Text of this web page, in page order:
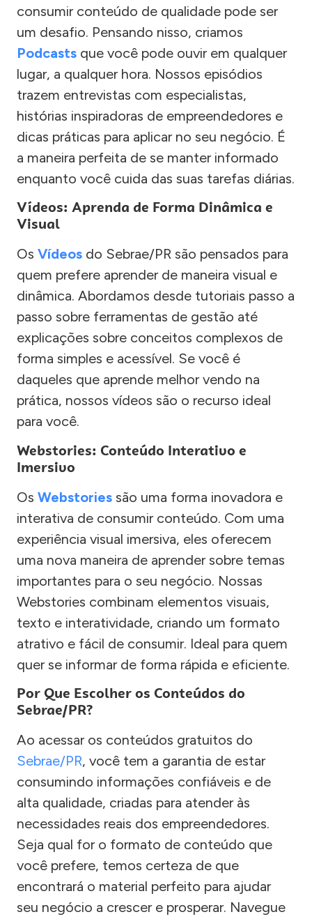
consumir conteúdo de qualidade pode ser
um desafio. Pensando nisso, criamos
Podcasts que você pode ouvir em qualquer
lugar, a qualquer hora. Nossos episódios
trazem entrevistas com especialistas,
histórias inspiradoras de empreendedores e
dicas práticas para aplicar no seu negócio. É
a maneira perfeita de se manter informado
enquanto você cuida das suas tarefas diárias.
Vídeos: Aprenda de Forma Dinâmica e
Visual
Os Vídeos do Sebrae/PR são pensados para
quem prefere aprender de maneira visual e
dinâmica. Abordamos desde tutoriais passo a
passo sobre ferramentas de gestão até
explicações sobre conceitos complexos de
forma simples e acessível. Se você é
daqueles que aprende melhor vendo na
prática, nossos vídeos são o recurso ideal
para você.
Webstories: Conteúdo Interativo e
Imersivo
Os Webstories são uma forma inovadora e
interativa de consumir conteúdo. Com uma
experiência visual imersiva, eles oferecem
uma nova maneira de aprender sobre temas
importantes para o seu negócio. Nossas
Webstories combinam elementos visuais,
texto e interatividade, criando um formato
atrativo e fácil de consumir. Ideal para quem
quer se informar de forma rápida e eficiente.
Por Que Escolher os Conteúdos do
Sebrae/PR?
Ao acessar os conteúdos gratuitos do
Sebrae/PR, você tem a garantia de estar
consumindo informações confiáveis e de
alta qualidade, criadas para atender às
necessidades reais dos empreendedores.
Seja qual for o formato de conteúdo que
você prefere, temos certeza de que
encontrará o material perfeito para ajudar
seu negócio a crescer e prosperar. Navegue